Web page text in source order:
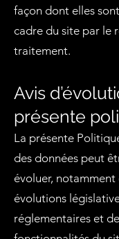
façon dont elles
cadre du site par le
traitement.
Avis
présente
La présente
des données peut
évoluer, notamment
évolutions
réglementaires et